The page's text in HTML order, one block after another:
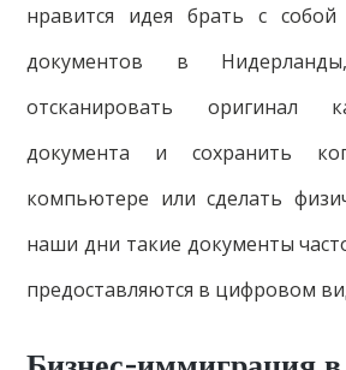
нравится идея брать с
документов в
отсканировать оригинал
документа и сохранить
компьютере или сделать
наши дни такие документы
предоставляются в цифровом